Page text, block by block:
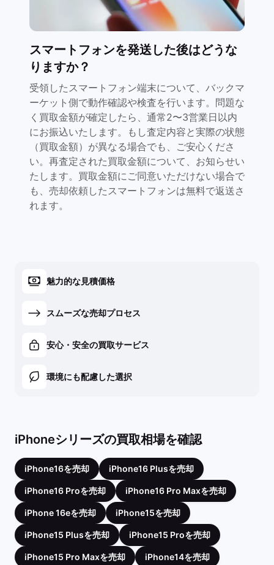
スマートフォンを発送した後はどうな
りますか？
受領したスマートフォン端末について、バックマ
ーケット側で動作確認や検査を行います。問題な
く買取金額が確定したら、通常2〜3営業日以内
にお振込いたします。もし査定内容と実際の状態
（買取金額）が異なる場合でも、ご安心くださ
い。再査定された買取金額について、お知らせい
たします。買取金額にご同意いただけない場合で
も、売却依頼したスマートフォンは無料で返送さ
れます。
魅力的な見積価格
スムーズな売却プロセス
安心・安全の買取サービス
環境にも配慮した選択
iPhoneシリーズの買取相場を確認
iPhone16を売却 iPhone16 Plusを売却
iPhone16 Proを売却 iPhone16 Pro Maxを売却
iPhone 16eを売却 iPhone15を売却
iPhone15 Plusを売却 iPhone15 Proを売却
iPhone15 Pro Maxを売却 iPhone14を売却